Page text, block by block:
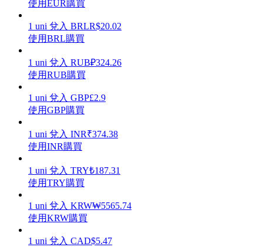
使您的資產穩定增值
使用EUR購買
1 uni 兌入 BRLR$20.02
使用BRL購買
1 uni 兌入 RUB₽324.26
使用RUB購買
1 uni 兌入 GBP£2.9
使用GBP購買
1 uni 兌入 INR₹374.38
使用INR購買
1 uni 兌入 TRY₺187.31
使用TRY購買
1 uni 兌入 KRW₩5565.74
使用KRW購買
1 uni 兌入 CAD$5.47